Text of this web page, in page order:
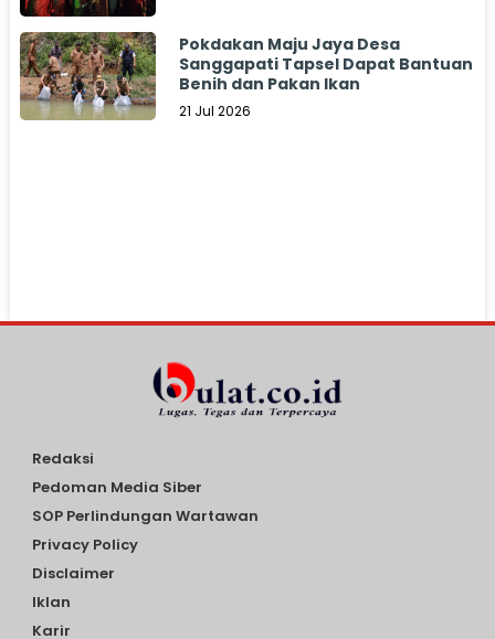
Pokdakan Maju Jaya Desa
Sanggapati Tapsel Dapat Bantuan
Benih dan Pakan Ikan
21 Jul 2026
Redaksi
Pedoman Media Siber
SOP Perlindungan Wartawan
Privacy Policy
Disclaimer
Iklan
Karir